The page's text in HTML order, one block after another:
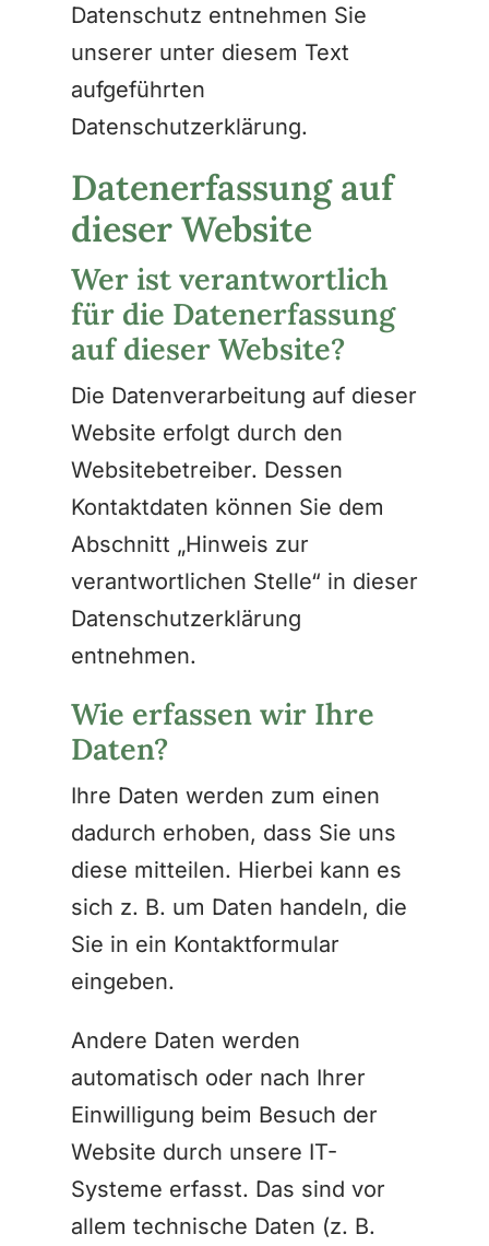
Datenschutz entnehmen Sie
unserer unter diesem Text
aufgeführten
Datenschutzerklärung.
Datenerfassung auf
dieser Website
Wer ist verantwortlich
für die Datenerfassung
auf dieser Website?
Die Datenverarbeitung auf dieser
Website erfolgt durch den
Websitebetreiber. Dessen
Kontaktdaten können Sie dem
Abschnitt „Hinweis zur
verantwortlichen Stelle“ in dieser
Datenschutzerklärung
entnehmen.
Wie erfassen wir Ihre
Daten?
Ihre Daten werden zum einen
dadurch erhoben, dass Sie uns
diese mitteilen. Hierbei kann es
sich z. B. um Daten handeln, die
Sie in ein Kontaktformular
eingeben.
Andere Daten werden
automatisch oder nach Ihrer
Einwilligung beim Besuch der
Website durch unsere IT-
Systeme erfasst. Das sind vor
allem technische Daten (z. B.